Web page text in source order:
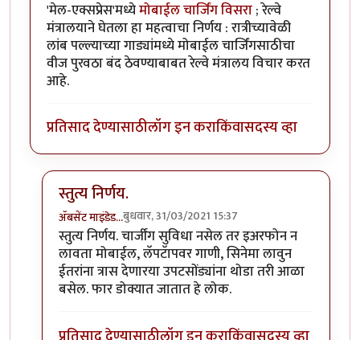
'मेल-एक्सप्रेस'मध्येमोबाईल चार्जिंग विसरा; रेल्वे
मंत्रालयाने घेतला हा महत्वाचा निर्णय : रात्रीच्यावेळी
लांब पल्ल्याच्या गाड्यांमध्ये मोबाईल चार्जिंगसाठीचा
वीज पुरवठा बंद ठेवण्याबाबत रेल्वे मंत्रालय विचार करत
आहे.
प्रतिसाद देण्यासाठीलॉग इन कराकिंवासदस्य व्हा
स्तुत्य निर्णय.
ॲबसेंट माइंडेड…बुधवार, 31/03/2021 15:37
In reply toमहत्वाचा निर्णय विचाराधीनbyहेमंतकुमार
स्तुत्य निर्णय. चार्जींग सुविधा नसेल तर इअरफोन न
लावता मोबाईल, लॅपटॅापवर गाणी, सिनेमा लावुन
ईतरांना त्रास देणारया उपटसोंड्यांना थोडा तरी आळा
बसेल. फार डोक्यात जातात हे लोक.